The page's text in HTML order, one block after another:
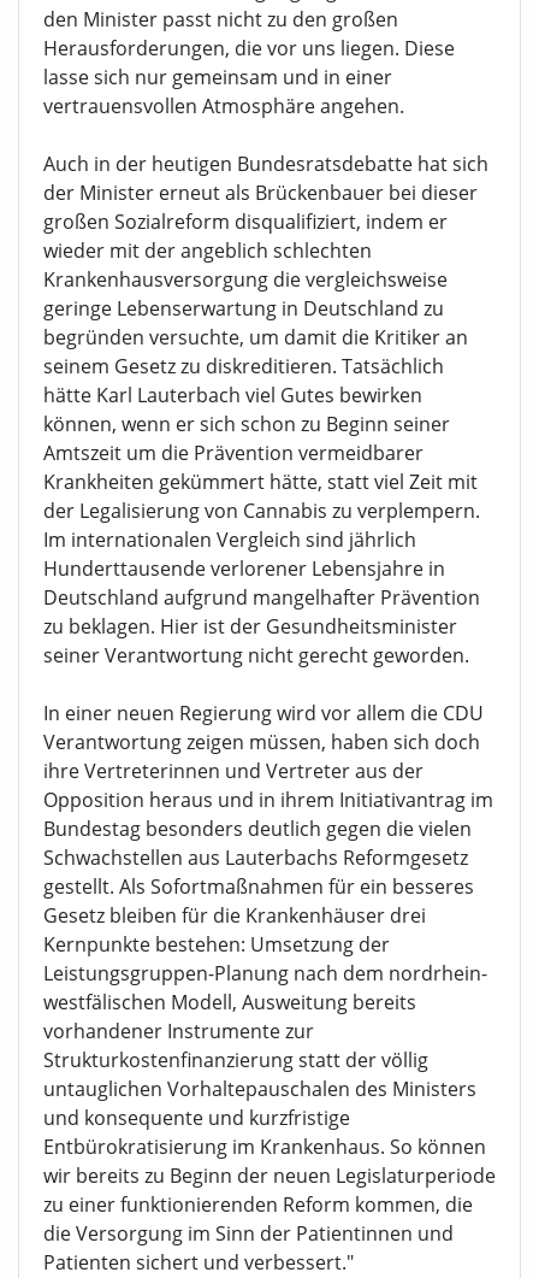
den Minister passt nicht zu den großen
Herausforderungen, die vor uns liegen. Diese
lasse sich nur gemeinsam und in einer
vertrauensvollen Atmosphäre angehen.
Auch in der heutigen Bundesratsdebatte hat sich
der Minister erneut als Brückenbauer bei dieser
großen Sozialreform disqualifiziert, indem er
wieder mit der angeblich schlechten
Krankenhausversorgung die vergleichsweise
geringe Lebenserwartung in Deutschland zu
begründen versuchte, um damit die Kritiker an
seinem Gesetz zu diskreditieren. Tatsächlich
hätte Karl Lauterbach viel Gutes bewirken
können, wenn er sich schon zu Beginn seiner
Amtszeit um die Prävention vermeidbarer
Krankheiten gekümmert hätte, statt viel Zeit mit
der Legalisierung von Cannabis zu verplempern.
Im internationalen Vergleich sind jährlich
Hunderttausende verlorener Lebensjahre in
Deutschland aufgrund mangelhafter Prävention
zu beklagen. Hier ist der Gesundheitsminister
seiner Verantwortung nicht gerecht geworden.
In einer neuen Regierung wird vor allem die CDU
Verantwortung zeigen müssen, haben sich doch
ihre Vertreterinnen und Vertreter aus der
Opposition heraus und in ihrem Initiativantrag im
Bundestag besonders deutlich gegen die vielen
Schwachstellen aus Lauterbachs Reformgesetz
gestellt. Als Sofortmaßnahmen für ein besseres
Gesetz bleiben für die Krankenhäuser drei
Kernpunkte bestehen: Umsetzung der
Leistungsgruppen-Planung nach dem nordrhein-
westfälischen Modell, Ausweitung bereits
vorhandener Instrumente zur
Strukturkostenfinanzierung statt der völlig
untauglichen Vorhaltepauschalen des Ministers
und konsequente und kurzfristige
Entbürokratisierung im Krankenhaus. So können
wir bereits zu Beginn der neuen Legislaturperiode
zu einer funktionierenden Reform kommen, die
die Versorgung im Sinn der Patientinnen und
Patienten sichert und verbessert."